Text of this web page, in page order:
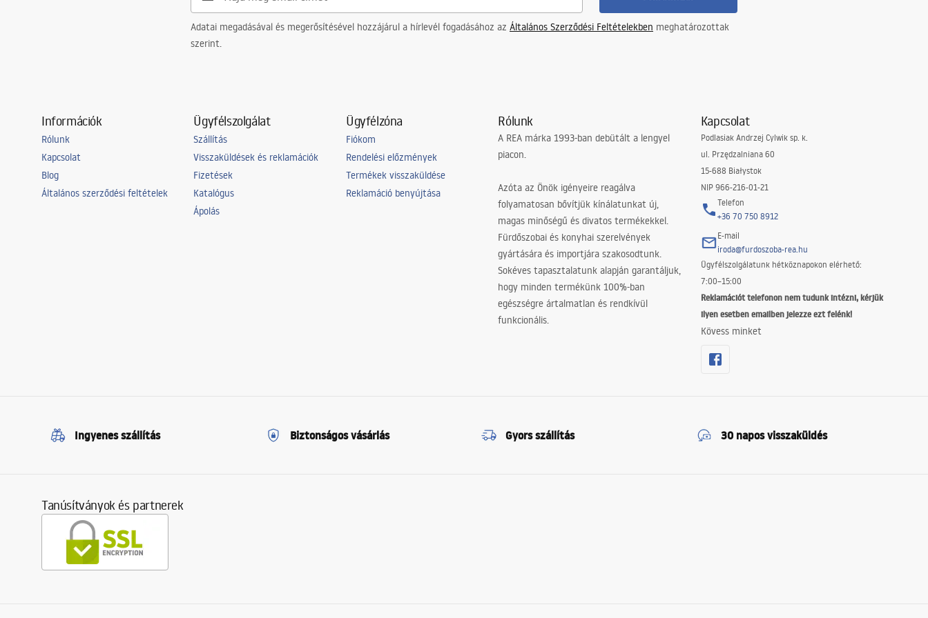
Adatai megadásával és megerősítésével hozzájárul a hírlevél fogadásához az Általános Szerződési Feltételekben meghatározottak
szerint.
Információk
Rólunk
Kapcsolat
Blog
Általános szerződési feltételek
Ügyfélszolgálat
Szállítás
Visszaküldések és reklamációk
Fizetések
Katalógus
Ápolás
Ügyfélzóna
Fiókom
Rendelési előzmények
Termékek visszaküldése
Reklamáció benyújtása
Rólunk
A REA márka 1993-ban debütált a lengyel
piacon.
Azóta az Önök igényeire reagálva
folyamatosan bővítjük kínálatunkat új,
magas minőségű és divatos termékekkel.
Fürdőszobai és konyhai szerelvények
gyártására és importjára szakosodtunk.
Sokéves tapasztalatunk alapján garantáljuk,
hogy minden termékünk 100%-ban
egészségre ártalmatlan és rendkívül
funkcionális.
Kapcsolat
Podlasiak Andrzej Cylwik sp. k.
ul. Przędzalniana 60
15-688 Białystok
NIP 966-216-01-21
Telefon
+36 70 750 8912
E-mail
iroda@furdoszoba-rea.hu
Ügyfélszolgálatunk hétköznapokon elérhető:
7:00–15:00
Reklamációt telefonon nem tudunk intézni, kérjük
ilyen esetben emailben jelezze ezt felénk!
Kövess minket
Ingyenes szállítás Biztonságos vásárlás Gyors szállítás 30 napos visszaküldés
Tanúsítványok és partnerek